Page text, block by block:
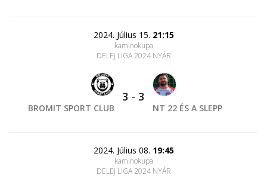
2024. Július 15. 21:15
kaminokupa
DELEJ LIGA 2024 NYÁR
BROMIT SPORT CLUB
3 - 3
NT 22 ÉS A SLEPP
2024. Július 08. 19:45
kaminokupa
DELEJ LIGA 2024 NYÁR